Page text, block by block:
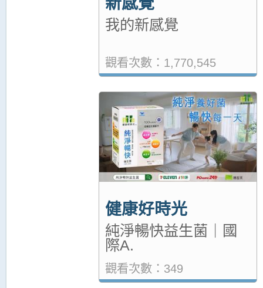
我的新感覺
觀看次數：1,770,545
健康好時光
純淨暢快益生菌｜國
際A.
觀看次數：349